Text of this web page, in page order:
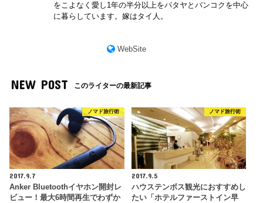
をこよなく愛し1年の半分以上をパタヤとバンコクを中心
に暮らしています。嫁はタイ人。
WebSite
NEW POST このライターの最新記事
ノマド旅行術
2017.9.7
Anker Bluetoothイヤホン開封レ
ビュー！最大6時間再生でわずか
ノマド旅行術
2017.9.5
ハウステンボス観光におすすめし
たい「ホテルファーストイン早